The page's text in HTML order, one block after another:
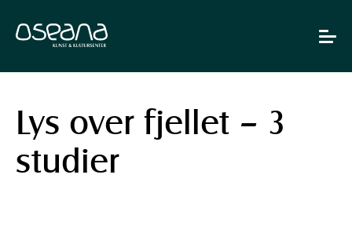
innhold
navigasjon
Toggle
Lys over fjellet – 3
studier